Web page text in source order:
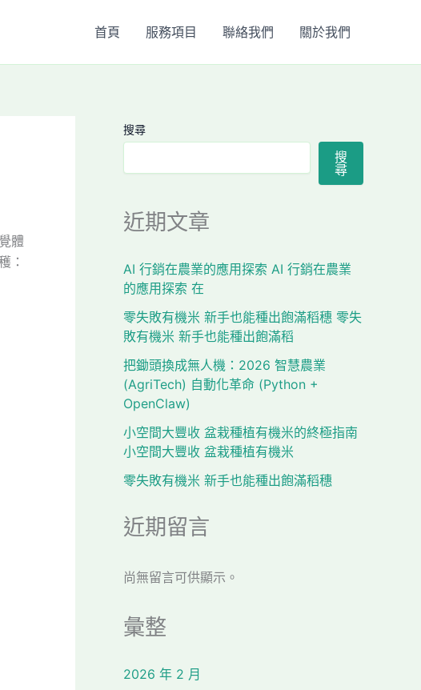
首頁 服務項目 聯絡我們 關於我們
體
：
搜尋
搜
尋
近期文章
AI 行銷在農業的應用探索 AI 行銷在農業
的應用探索 在
零失敗有機米 新手也能種出飽滿稻穗 零失
敗有機米 新手也能種出飽滿稻
把鋤頭換成無人機：2026 智慧農業
(AgriTech) 自動化革命 (Python +
OpenClaw)
小空間大豐收 盆栽種植有機米的終極指南
小空間大豐收 盆栽種植有機米
零失敗有機米 新手也能種出飽滿稻穗
近期留言
尚無留言可供顯示。
彙整
2026 年 2 月